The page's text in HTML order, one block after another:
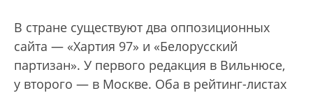
В стране существуют два оппозиционных
сайта — «Хартия 97» и «Белорусский
партизан». У первого редакция в Вильнюсе,
у второго — в Москве. Оба в рейтинг-листах